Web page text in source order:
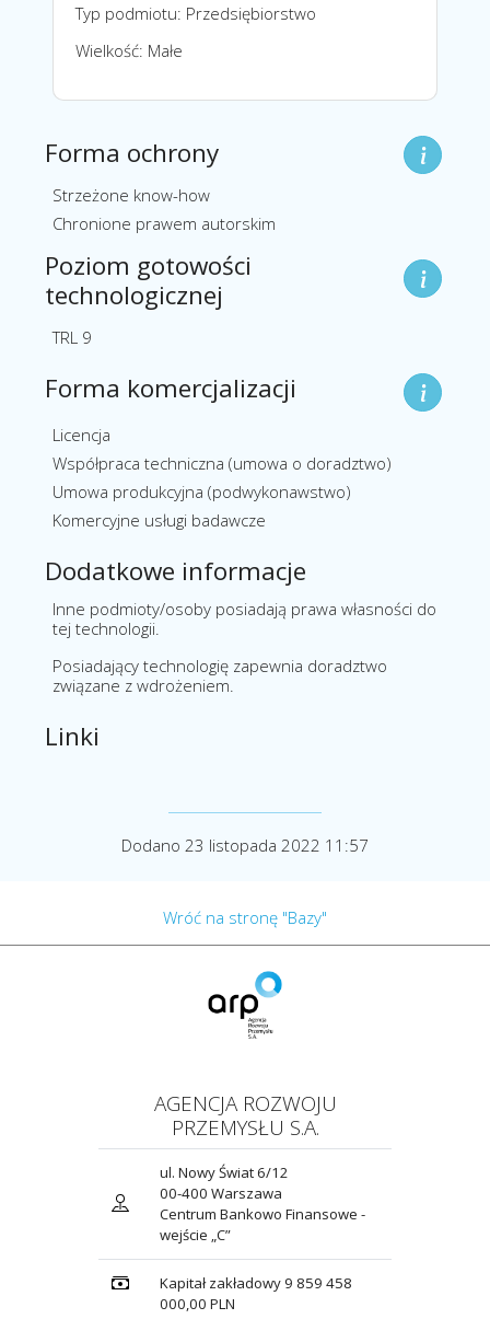
Typ podmiotu: Przedsiębiorstwo
Wielkość: Małe
Forma ochrony
Strzeżone know-how
Chronione prawem autorskim
Poziom gotowości
technologicznej
TRL 9
Forma komercjalizacji
Licencja
Współpraca techniczna (umowa o doradztwo)
Umowa produkcyjna (podwykonawstwo)
Komercyjne usługi badawcze
Dodatkowe informacje
Inne podmioty/osoby posiadają prawa własności do
tej technologii.
Posiadający technologię zapewnia doradztwo
związane z wdrożeniem.
Linki
Dodano 23 listopada 2022 11:57
Wróć na stronę "Bazy"
AGENCJA ROZWOJU
PRZEMYSŁU S.A.
ul. Nowy Świat 6/12
00-400 Warszawa
Centrum Bankowo Finansowe -
wejście „C”
Kapitał zakładowy 9 859 458
000,00 PLN